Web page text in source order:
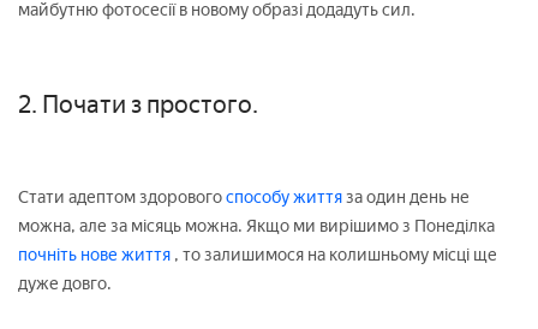
майбутню фотосесії в новому образі додадуть сил.
2. Почати з простого.
Стати адептом здоровогоспособу життяза один день не
можна, але за місяць можна. Якщо ми вирішимо з Понеділка
почніть нове життя , то залишимося на колишньому місці ще
дуже довго.